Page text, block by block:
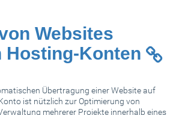
Websites
Hosting-Konten
Übertragung einer Website auf
ist nützlich zur Optimierung von
mehrerer Projekte innerhalb eines